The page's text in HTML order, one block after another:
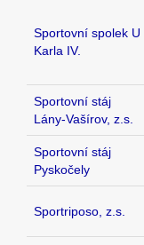
Sportovní spolek U
Karla IV.
Sportovní stáj
Lány-Vašírov, z.s.
Sportovní stáj
Pyskočely
Sportriposo, z.s.